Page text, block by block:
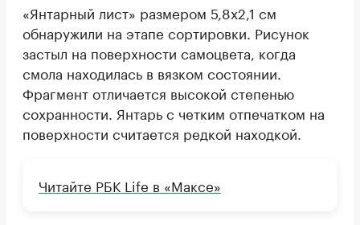
«Янтарный лист» размером 5,8х2,1 см
обнаружили на этапе сортировки. Рисунок
застыл на поверхности самоцвета, когда
смола находилась в вязком состоянии.
Фрагмент отличается высокой степенью
сохранности. Янтарь с четким отпечатком на
поверхности считается редкой находкой.
Читайте РБК Life в «Максе»